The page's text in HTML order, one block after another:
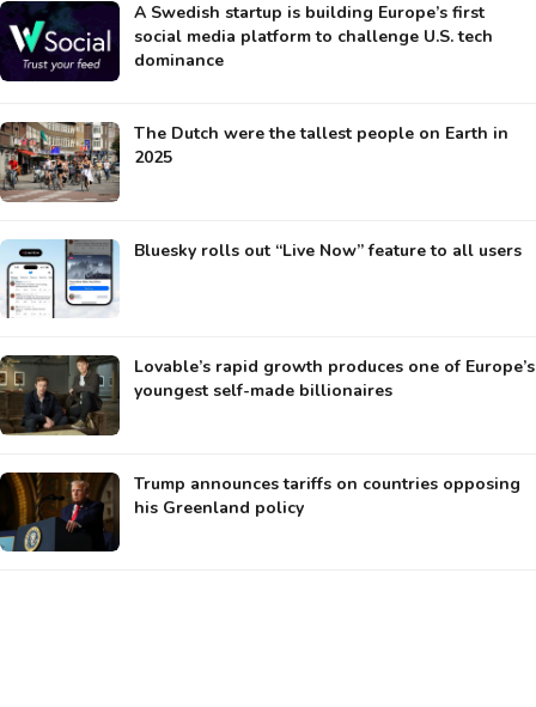
A Swedish startup is building Europe’s first
social media platform to challenge U.S. tech
dominance
The Dutch were the tallest people on Earth in
2025
Bluesky rolls out “Live Now” feature to all users
Lovable’s rapid growth produces one of Europe’s
youngest self-made billionaires
Trump announces tariffs on countries opposing
his Greenland policy